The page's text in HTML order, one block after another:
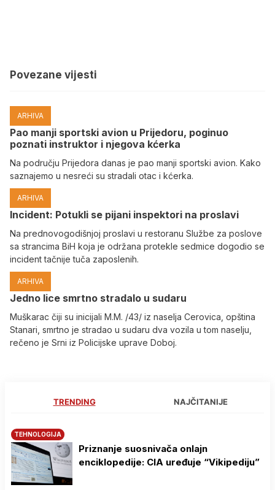
Povezane vijesti
ARHIVA
Pao manji sportski avion u Prijedoru, poginuo
poznati instruktor i njegova kćerka
Na području Prijedora danas je pao manji sportski avion. Kako
saznajemo u nesreći su stradali otac i kćerka.
ARHIVA
Incident: Potukli se pijani inspektori na proslavi
Na prednovogodišnjoj proslavi u restoranu Službe za poslove
sa strancima BiH koja je održana protekle sedmice dogodio se
incident tačnije tuča zaposlenih.
ARHIVA
Јedno lice smrtno stradalo u sudaru
Muškarac čiji su inicijali M.M. /43/ iz naselja Cerovica, opština
Stanari, smrtno je stradao u sudaru dva vozila u tom naselju,
rečeno je Srni iz Policijske uprave Doboj.
TRENDING NAJČITANIJE
TEHNOLOGIJA
Priznanje suosnivača onlajn
enciklopedije: CIA uređuje “Vikipediju”